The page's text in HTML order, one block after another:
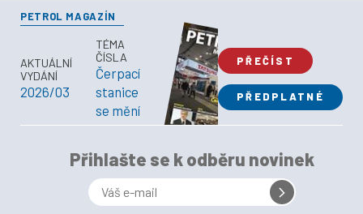
PETROL MAGAZÍN
AKTUÁLNÍ
VYDÁNÍ
2026/03
TÉMA
ČÍSLA
Čerpací
stanice
se mění
PŘEČÍST
PŘEDPLATNÉ
Přihlašte se k odběru novinek